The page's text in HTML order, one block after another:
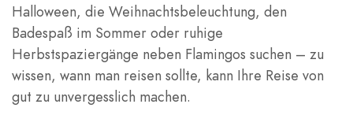
Halloween, die Weihnachtsbeleuchtung, den
Badespaß im Sommer oder ruhige
Herbstspaziergänge neben Flamingos suchen – zu
wissen, wann man reisen sollte, kann Ihre Reise von
gut zu unvergesslich machen.